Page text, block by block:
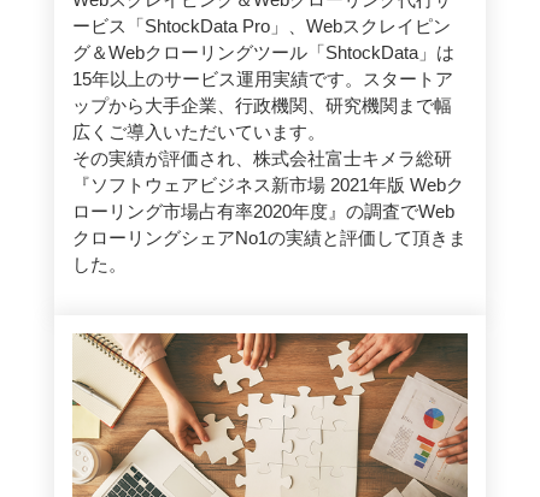
ービス「ShtockData Pro」、Webスクレイピン
グ＆Webクローリングツール「ShtockData」は
15年以上のサービス運用実績です。スタートア
ップから大手企業、行政機関、研究機関まで幅
広くご導入いただいています。
その実績が評価され、株式会社富士キメラ総研
『ソフトウェアビジネス新市場 2021年版 Webク
ローリング市場占有率2020年度』の調査でWeb
クローリングシェアNo1の実績と評価して頂きま
した。